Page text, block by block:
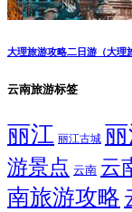
大理旅游攻略二日游（大理
云南旅游标签
丽江 丽江古城
游景点 云南 云
南旅游攻略